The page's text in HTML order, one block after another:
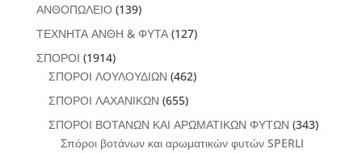
ΑΝΘΟΠΩΛΕΙΟ (139)
ΤΕΧΝΗΤΑ ΑΝΘΗ & ΦΥΤΑ (127)
ΣΠΟΡΟΙ (1914)
ΣΠΟΡΟΙ ΛΟΥΛΟΥΔΙΩΝ (462)
ΣΠΟΡΟΙ ΛΑΧΑΝΙΚΩΝ (655)
ΣΠΟΡΟΙ ΒΟΤΑΝΩΝ ΚΑΙ ΑΡΩΜΑΤΙΚΩΝ ΦΥΤΩΝ (343)
Σπόροι βοτάνων και αρωματικών φυτών SPERLI